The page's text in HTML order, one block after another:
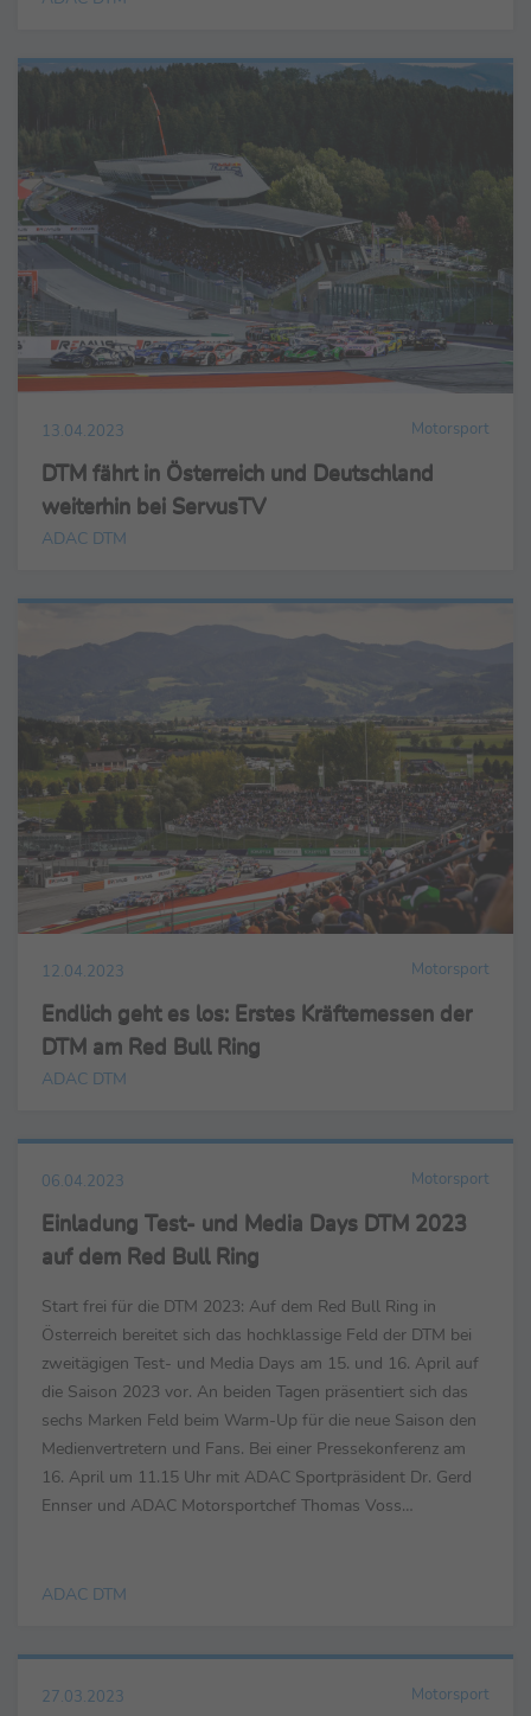
13.04.2023 Motorsport
DTM fährt in Österreich und Deutschland
weiterhin bei ServusTV
ADAC DTM
12.04.2023 Motorsport
Endlich geht es los: Erstes Kräftemessen der
DTM am Red Bull Ring
ADAC DTM
06.04.2023 Motorsport
Einladung Test- und Media Days DTM 2023
auf dem Red Bull Ring
Start frei für die DTM 2023: Auf dem Red Bull Ring in
Österreich bereitet sich das hochklassige Feld der DTM bei
zweitägigen Test- und Media Days am 15. und 16. April auf
die Saison 2023 vor. An beiden Tagen präsentiert sich das
sechs Marken Feld beim Warm-Up für die neue Saison den
Medienvertretern und Fans. Bei einer Pressekonferenz am
16. April um 11.15 Uhr mit ADAC Sportpräsident Dr. Gerd
Ennser und ADAC Motorsportchef Thomas Voss
ADAC DTM
27.03.2023 Motorsport